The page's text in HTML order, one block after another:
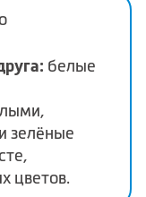
белые
зелёные
цветов.